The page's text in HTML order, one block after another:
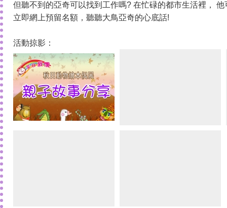
但聽不到的亞奇可以找到工作嗎? 在忙碌的都市生活裡，
立即網上預留名額，聽聽大鳥亞奇的心底話!
活動掠影：